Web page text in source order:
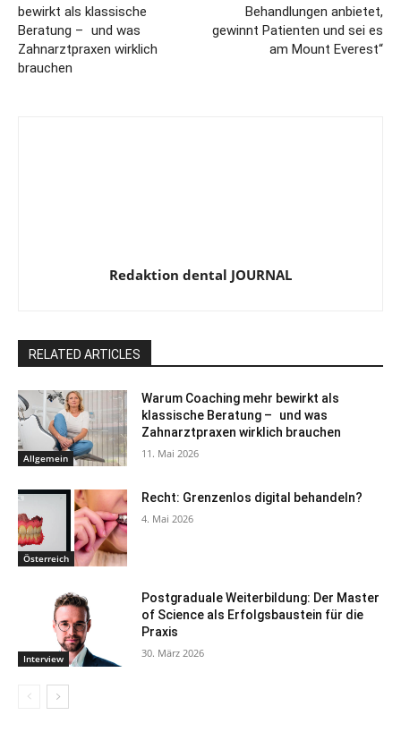
bewirkt als klassische
Beratung – und was
Zahnarztpraxen wirklich
brauchen
Behandlungen anbietet,
gewinnt Patienten und sei es
am Mount Everest“
Redaktion dental JOURNAL
RELATED ARTICLES
Allgemein
Warum Coaching mehr bewirkt als
klassische Beratung – und was
Zahnarztpraxen wirklich brauchen
11. Mai 2026
Österreich
Recht: Grenzenlos digital behandeln?
4. Mai 2026
Interview
Postgraduale Weiterbildung: Der Master
of Science als Erfolgsbaustein für die
Praxis
30. März 2026